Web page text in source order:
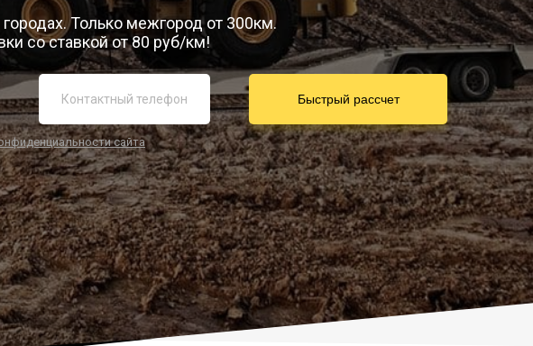
Только межгород от 300км.
со ставкой от 80 руб/км!
сайта